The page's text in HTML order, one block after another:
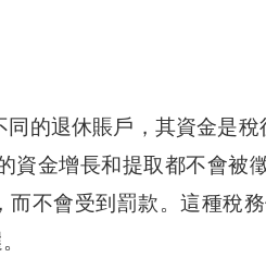
同的退休賬戶，其資金是
資金增長和提取都不會被
而不會受到罰款。這種稅